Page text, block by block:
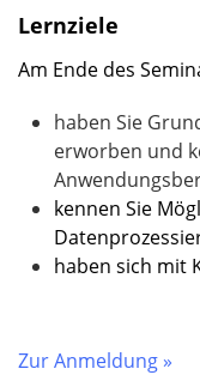
Lernziele
Am Ende des
haben Sie
erworben und
kennen Sie
haben sich mit
Zur Anmeldung »